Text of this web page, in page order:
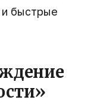
и быстрые